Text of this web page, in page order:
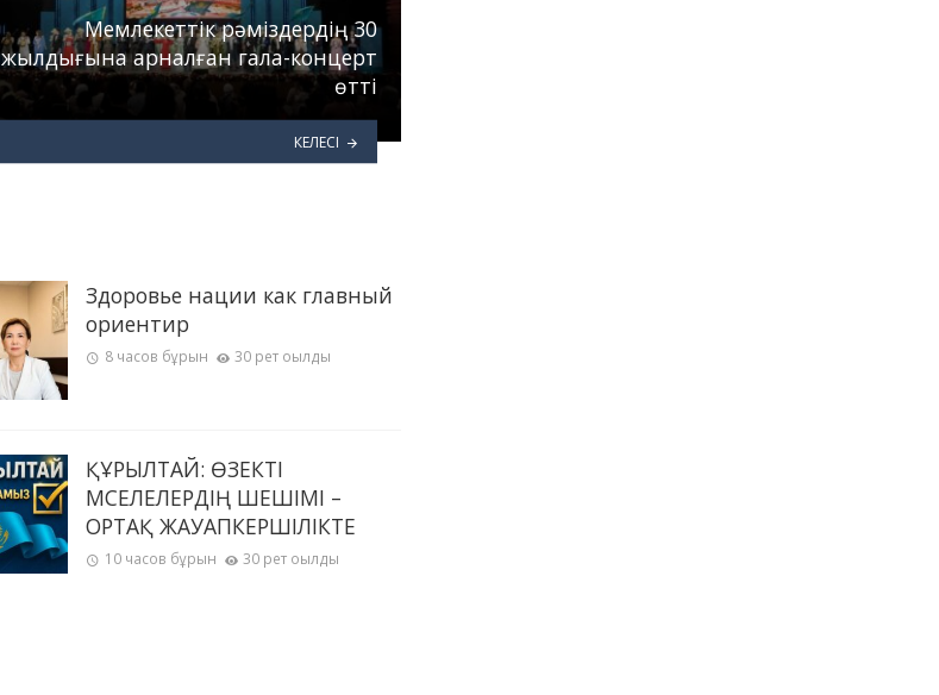
Мемлекеттік рәміздердің 30
жылдығына арналған гала-концерт
өтті
КЕЛЕСІ
Здоровье нации как главный
ориентир
8 часов бұрын 30 рет оқылды
ҚҰРЫЛТАЙ: ӨЗЕКТІ
МӘСЕЛЕЛЕРДІҢ ШЕШІМІ –
ОРТАҚ ЖАУАПКЕРШІЛІКТЕ
10 часов бұрын 30 рет оқылды